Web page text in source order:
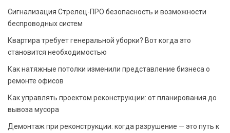
Сигнализация Стрелец-ПРО безопасность и возможности
беспроводных систем
Квартира требует генеральной уборки? Вот когда это
становится необходимостью
Как натяжные потолки изменили представление бизнеса о
ремонте офисов
Как управлять проектом реконструкции: от планирования до
вывоза мусора
Демонтаж при реконструкции: когда разрушение — это путь к